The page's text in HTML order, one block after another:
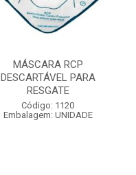
MÁSCARA RCP
DESCARTÁVEL PARA
RESGATE
Código: 1120
Embalagem: UNIDADE